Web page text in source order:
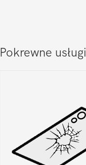
Pokrewne usługi